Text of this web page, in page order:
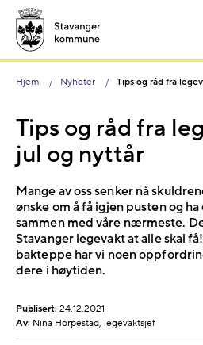
Hjem Nyheter Tips og råd fra
Tips og råd fra
jul og nyttår
Mange av oss senker nå
ønske om å få igjen pusten og
sammen med våre nærmeste.
Stavanger legevakt at alle skal
bakteppe har vi noen
dere i høytiden.
Publisert: 24.12.2021
Av: Nina Horpestad, legevaktsjef